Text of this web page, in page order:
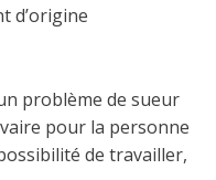
d’origine
problème de sueur
pour la personne
de travailler,